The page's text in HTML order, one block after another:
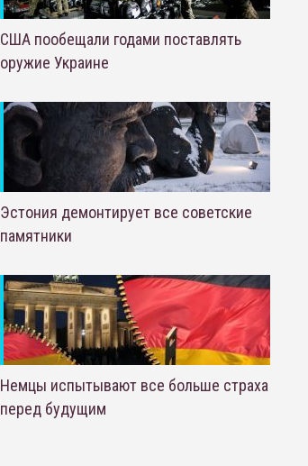
США пообещали годами поставлять
оружие Украине
Эстония демонтирует все советские
памятники
Немцы испытывают все больше страха
перед будущим